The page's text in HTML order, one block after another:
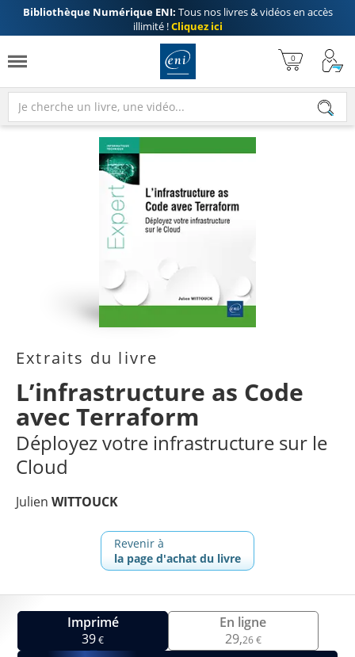
Bibliothèque Numérique ENI: Tous nos livres & vidéos en accès
illimité !Cliquez ici
Extraits du livre
L’infrastructure as Code
avec Terraform
Déployez votre infrastructure sur le
Cloud
Julien WITTOUCK
Revenir à
la page d'achat du livre
Imprimé
39€
En ligne
29,26 €